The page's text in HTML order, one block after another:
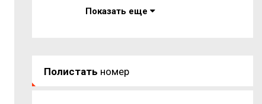
Показать еще
Полистать номер